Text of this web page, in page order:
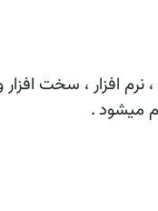
، نرم افزار ، سخت
میشود .